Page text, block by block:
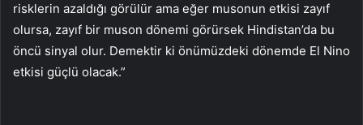
risklerin azaldığı görülür ama eğer musonun etkisi zayıf
olursa, zayıf bir muson dönemi görürsek Hindistan’da bu
öncü sinyal olur. Demektir ki önümüzdeki dönemde El Nino
etkisi güçlü olacak.”